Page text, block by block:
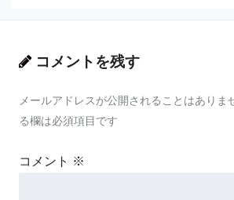
コメントを残す
メールアドレスが公開されることはありま
る欄は必須項目です
コメント ※